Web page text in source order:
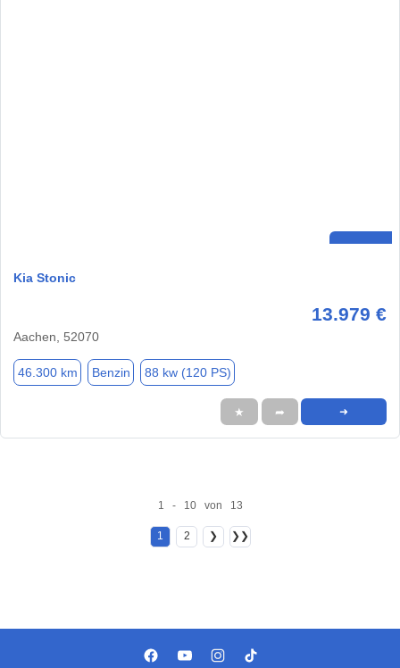
Kia Stonic
13.979 €
Aachen, 52070
46.300 km Benzin 88 kw (120 PS)
★ ➦ ➜
1 - 10 von 13
1 2 ❯ ❯❯